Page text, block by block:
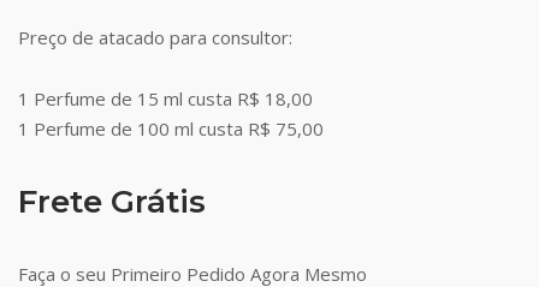
Preço de atacado para consultor:
1 Perfume de 15 ml custa R$ 18,00
1 Perfume de 100 ml custa R$ 75,00
Frete Grátis
Faça o seu Primeiro Pedido Agora Mesmo